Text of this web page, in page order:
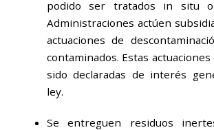
podido ser tratados in situ o
Administraciones actúen
actuaciones de
contaminados. Estas
sido declaradas de interés
ley.
Se entreguen residuos